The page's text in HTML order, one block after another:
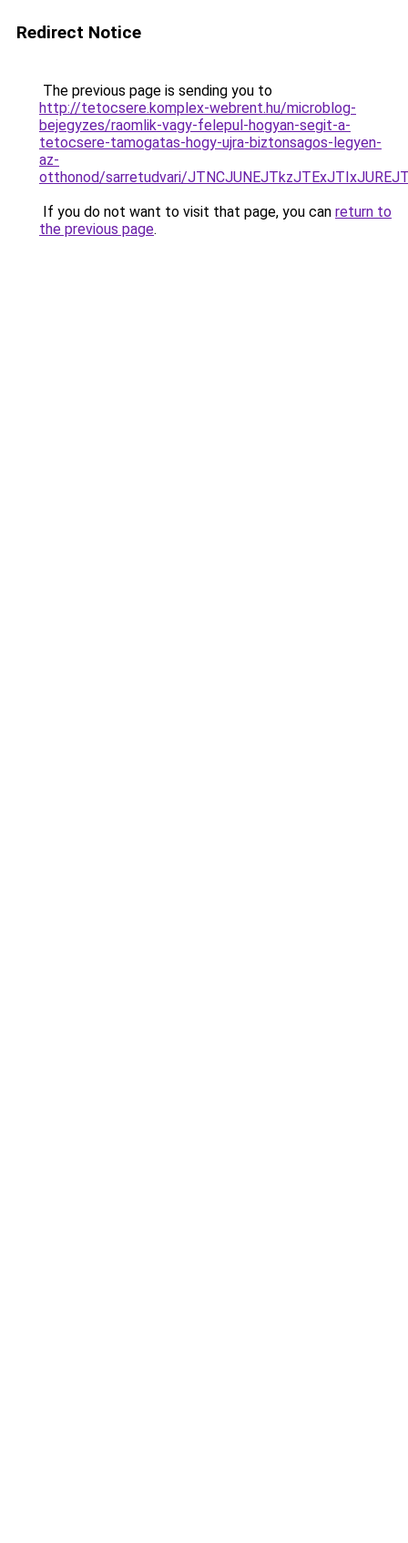
Redirect Notice
The previous page is sending you to
http://tetocsere.komplex-webrent.hu/microblog-
bejegyzes/raomlik-vagy-felepul-hogyan-segit-a-
tetocsere-tamogatas-hogy-ujra-biztonsagos-legyen-
az-
otthonod/sarretudvari/
If you do not want to visit that page, you can return to
the previous page.